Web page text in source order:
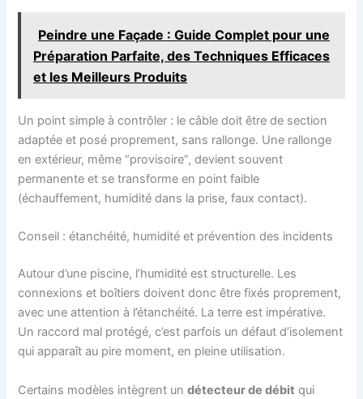
Peindre une Façade : Guide Complet pour une
Préparation Parfaite, des Techniques Efficaces
et les Meilleurs Produits
Un point simple à contrôler : le câble doit être de section
adaptée et posé proprement, sans rallonge. Une rallonge
en extérieur, même “provisoire”, devient souvent
permanente et se transforme en point faible
(échauffement, humidité dans la prise, faux contact).
Conseil : étanchéité, humidité et prévention des incidents
Autour d’une piscine, l’humidité est structurelle. Les
connexions et boîtiers doivent donc être fixés proprement,
avec une attention à l’étanchéité. La terre est impérative.
Un raccord mal protégé, c’est parfois un défaut d’isolement
qui apparaît au pire moment, en pleine utilisation.
Certains modèles intègrent undétecteur de débit qui